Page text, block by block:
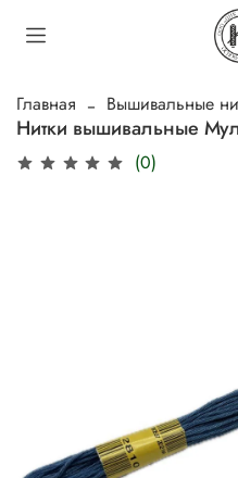
Главная Вышивальные
Нитки вышивальные
(0)